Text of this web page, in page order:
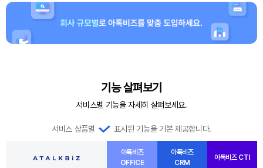
기능 살펴보기
서비스별 기능을 자세히 살펴보세요.
서비스 상품별 표시된 기능을 기본 제공합니다.
아톡비즈
OFFICE
아톡비즈
CRM
아톡비즈 CTI